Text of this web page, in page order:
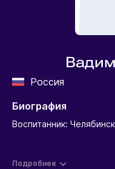
Россия
Биография
Воспитанник:
Подробнее